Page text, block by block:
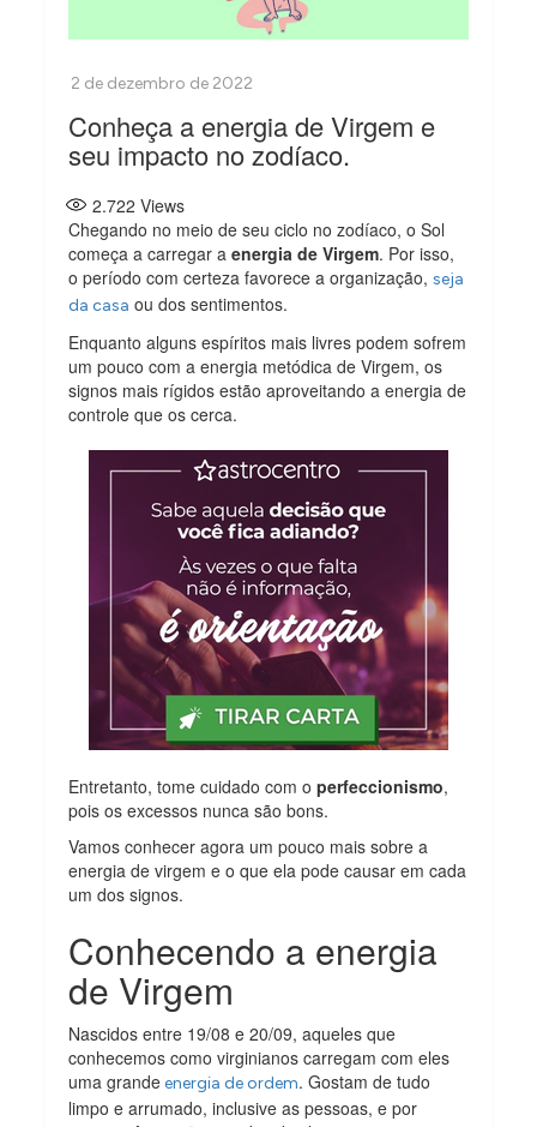
Conheça a energia de Virgem e
seu impacto no zodíaco.
2.722 Views
Chegando no meio de seu ciclo no zodíaco, o Sol
começa a carregar aenergia de Virgem. Por isso,
o período com certeza favorece a organização,seja
da casa ou dos sentimentos.
Enquanto alguns espíritos mais livres podem sofrem
um pouco com a energia metódica de Virgem, os
signos mais rígidos estão aproveitando a energia de
controle que os cerca.
Entretanto, tome cuidado com operfeccionismo,
pois os excessos nunca são bons.
Vamos conhecer agora um pouco mais sobre a
energia de virgem e o que ela pode causar em cada
um dos signos.
Conhecendo a energia
de Virgem
Nascidos entre 19/08 e 20/09, aqueles que
conhecemos como virginianos carregam com eles
uma grandeenergia de ordem. Gostam de tudo
limpo e arrumado, inclusive as pessoas, e por